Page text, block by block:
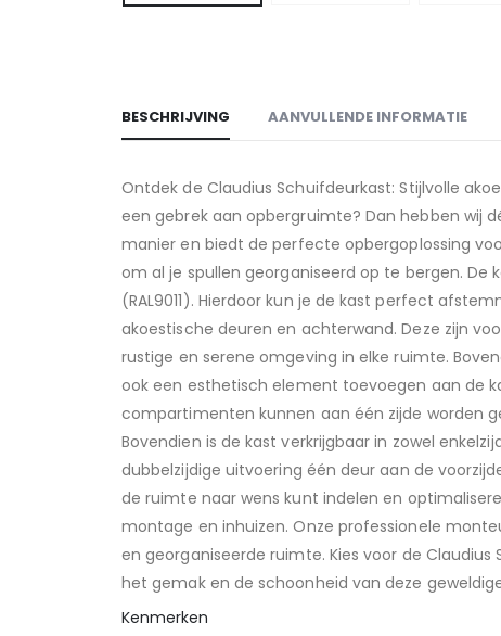
BESCHRIJVING AANVULLENDE INFORMATIE
Ontdek de Claudius Schuifdeurkast: Stijlvolle
een gebrek aan opbergruimte? Dan hebben wij
manier en biedt de perfecte opbergoplossing
om al je spullen georganiseerd op te bergen. De
(RAL9011). Hierdoor kun je de kast perfect
akoestische deuren en achterwand. Deze zijn
rustige en serene omgeving in elke ruimte.
ook een esthetisch element toevoegen aan de
compartimenten kunnen aan één zijde worden
Bovendien is de kast verkrijgbaar in zowel
dubbelzijdige uitvoering één deur aan de
de ruimte naar wens kunt indelen en
montage en inhuizen. Onze professionele
en georganiseerde ruimte. Kies voor de
het gemak en de schoonheid van deze
Kenmerken